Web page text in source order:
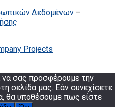
Δεδομένων –
Projects
να σας προσφέρουμε την
σελίδα μας. Εάν συνεχίσετε
θα υποθέσουμε πως είστε